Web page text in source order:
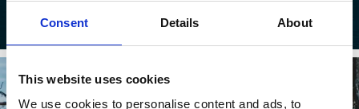
Consent Details About
This website uses cookies
We use cookies to personalise content and ads, to